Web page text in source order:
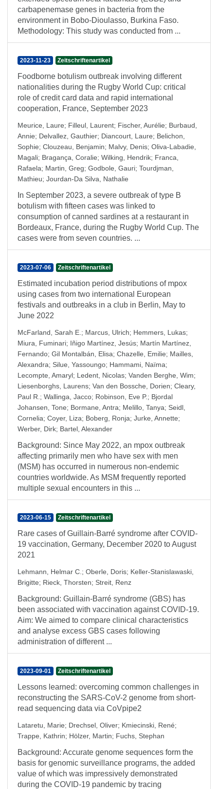
carbapenemase genes in bacteria from the
environment in Bobo-Dioulasso, Burkina Faso.
Methodology: This study was conducted from ...
2023-11-23 Zeitschriftenartikel
Foodborne botulism outbreak involving different
nationalities during the Rugby World Cup: critical
role of credit card data and rapid international
cooperation, France, September 2023
Meurice, Laure; Filleul, Laurent; Fischer, Aurélie; Burbaud,
Annie; Delvallez, Gauthier; Diancourt, Laure; Belichon,
Sophie; Clouzeau, Benjamin; Malvy, Denis; Oliva-Labadie,
Magali; Bragança, Coralie; Wilking, Hendrik; Franca,
Rafaela; Martin, Greg; Godbole, Gauri; Tourdjman,
Mathieu; Jourdan-Da Silva, Nathalie
In September 2023, a severe outbreak of type B
botulism with fifteen cases was linked to
consumption of canned sardines at a restaurant in
Bordeaux, France, during the Rugby World Cup. The
cases were from seven countries. ...
2023-07-06 Zeitschriftenartikel
Estimated incubation period distributions of mpox
using cases from two international European
festivals and outbreaks in a club in Berlin, May to
June 2022
McFarland, Sarah E. ; Marcus, Ulrich; Hemmers, Lukas;
Miura, Fuminari; Iñigo Martínez, Jesús; Martín Martínez,
Fernando; Gil Montalbán, Elisa; Chazelle, Emilie; Mailles,
Alexandra; Silue, Yassoungo; Hammami, Naïma;
Lecompte, Amaryl; Ledent, Nicolas; Vanden Berghe, Wim;
Liesenborghs, Laurens; Van den Bossche, Dorien; Cleary,
Paul R. ; Wallinga, Jacco; Robinson, Eve P.; Bjordal
Johansen, Tone; Bormane, Antra; Melillo, Tanya; Seidl,
Cornelia; Coyer, Liza; Boberg, Ronja; Jurke, Annette;
Werber, Dirk; Bartel, Alexander
Background: Since May 2022, an mpox outbreak
affecting primarily men who have sex with men
(MSM) has occurred in numerous non-endemic
countries worldwide. As MSM frequently reported
multiple sexual encounters in this ...
2023-06-15 Zeitschriftenartikel
Rare cases of Guillain-Barré syndrome after COVID-
19 vaccination, Germany, December 2020 to August
2021
Lehmann, Helmar C. ; Oberle, Doris; Keller-Stanislawaski,
Brigitte; Rieck, Thorsten; Streit, Renz
Background: Guillain-Barré syndrome (GBS) has
been associated with vaccination against COVID-19.
Aim: We aimed to compare clinical characteristics
and analyse excess GBS cases following
administration of different ...
2023-09-01 Zeitschriftenartikel
Lessons learned: overcoming common challenges in
reconstructing the SARS-CoV-2 genome from short-
read sequencing data via CoVpipe2
Lataretu, Marie; Drechsel, Oliver; Kmiecinski, René;
Trappe, Kathrin; Hölzer, Martin; Fuchs, Stephan
Background: Accurate genome sequences form the
basis for genomic surveillance programs, the added
value of which was impressively demonstrated
during the COVID-19 pandemic by tracing